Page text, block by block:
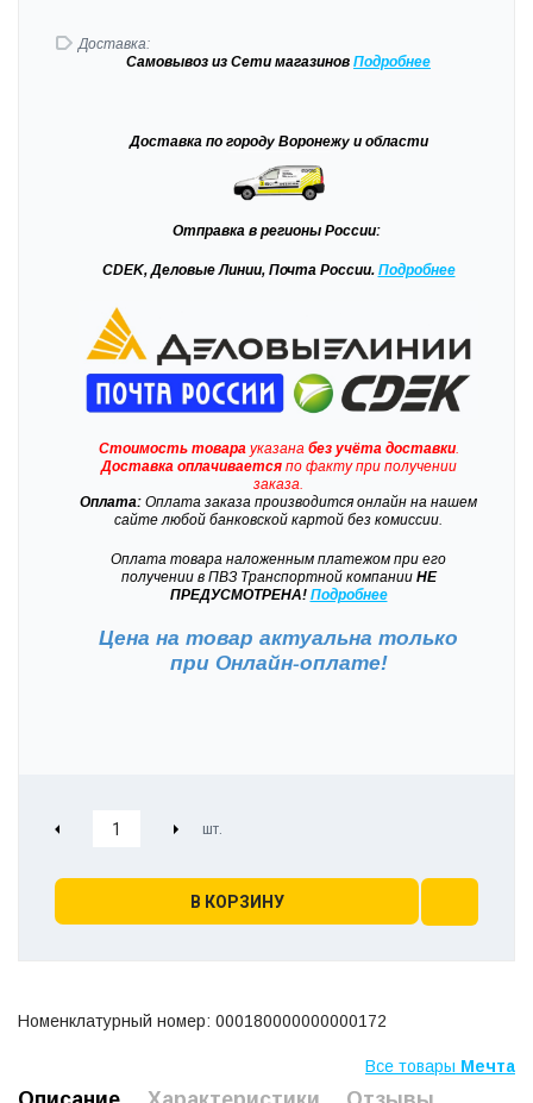
Доставка:
Самовывоз из Сети магазинов Подробнее
Доставка по городу Воронежу и области
Отправка в регионы России:
CDEK, Деловые Линии, Почта России. Подробнее
Стоимость товарауказана без учёта доставки.
Доставкаоплачиваетсяпо факту при получении
заказа.
Оплата: Оплата заказа производится онлайн на нашем
сайте любой банковской картой без комиссии.
Оплата товара наложенным платежом при его
получении в ПВЗ Транспортной компанииНЕ
ПРЕДУСМОТРЕНА! Подробнее
Цена на товар актуальна только
при Онлайн-оплате!
В КОРЗИНУ
Номенклатурный номер: 000180000000000172
Все товары Мечта